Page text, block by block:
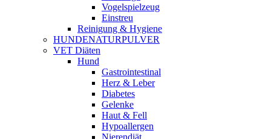
Vogelspielzeug
Einstreu
Reinigung & Hygiene
HUNDENATURPULVER
VET Diäten
Hund
Gastrointestinal
Herz & Leber
Diabetes
Gelenke
Haut & Fell
Hypoallergen
Nierendiät